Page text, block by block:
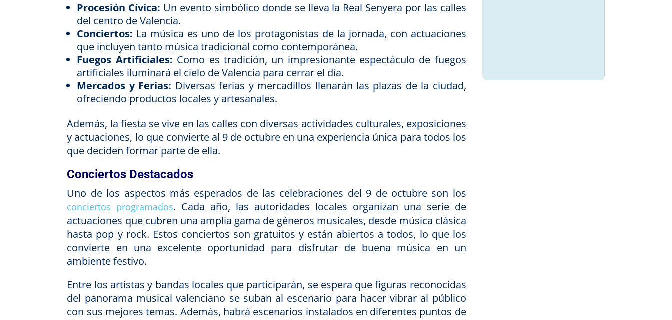
Procesión Cívica: Un evento simbólico donde se lleva la Real Senyera por las calles
del centro de Valencia.
Conciertos: La música es uno de los protagonistas de la jornada, con actuaciones
que incluyen tanto música tradicional como contemporánea.
Fuegos Artificiales: Como es tradición, un impresionante espectáculo de fuegos
artificiales iluminará el cielo de Valencia para cerrar el día.
Mercados y Ferias: Diversas ferias y mercadillos llenarán las plazas de la ciudad,
ofreciendo productos locales y artesanales.
Además, la fiesta se vive en las calles con diversas actividades culturales, exposiciones
y actuaciones, lo que convierte al 9 de octubre en una experiencia única para todos los
que deciden formar parte de ella.
Conciertos Destacados
Uno de los aspectos más esperados de las celebraciones del 9 de octubre son los
conciertos programados. Cada año, las autoridades locales organizan una serie de
actuaciones que cubren una amplia gama de géneros musicales, desde música clásica
hasta pop y rock. Estos conciertos son gratuitos y están abiertos a todos, lo que los
convierte en una excelente oportunidad para disfrutar de buena música en un
ambiente festivo.
Entre los artistas y bandas locales que participarán, se espera que figuras reconocidas
del panorama musical valenciano se suban al escenario para hacer vibrar al público
con sus mejores temas. Además, habrá escenarios instalados en diferentes puntos de